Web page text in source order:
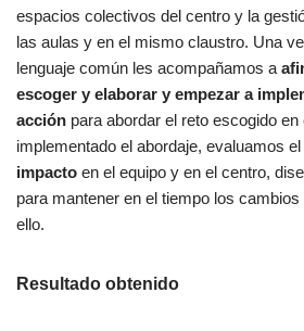
espacios colectivos del centro y la
las aulas y en el mismo claustro. Una
lenguaje común les acompañamos a
escoger y elaborar y empezar a
acción para abordar el reto escogido
implementado el abordaje, evaluamos
impacto en el equipo y en el centro,
para mantener en el tiempo los
ello.
Resultado obtenido